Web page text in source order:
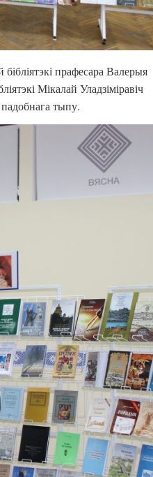
прафесара Валерыя
Мікалай Уладзіміравіч
тыпу.